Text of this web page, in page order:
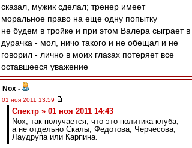
сказал, мужик сделал; тренер имеет
моральное право на еще одну попытку
не будем в тройке и при этом Валера сыграет в
дурачка - мол, ничо такого и не обещал и не
говорил - лично в моих глазах потеряет все
оставшееся уважение
Nox -
01 ноя 2011 13:59
Спектр » 01 ноя 2011 14:43
Nox, так получается, что это политика клуба,
а не отдельно Скалы, Федотова, Черчесова,
Лаудрупа или Карпина.